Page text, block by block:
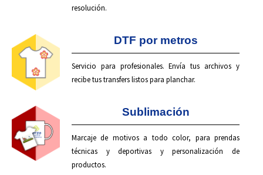
resolución.
DTF por metros
Servicio para profesionales. Envía tus archivos y
recibe tus transfers listos para planchar.
Sublimación
Marcaje de motivos a todo color, para prendas
técnicas y deportivas y personalización de
productos.